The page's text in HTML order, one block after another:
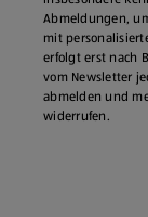
Abmeldungen,
mit
erfolgt erst nach
vom Newsletter
abmelden und
widerrufen.